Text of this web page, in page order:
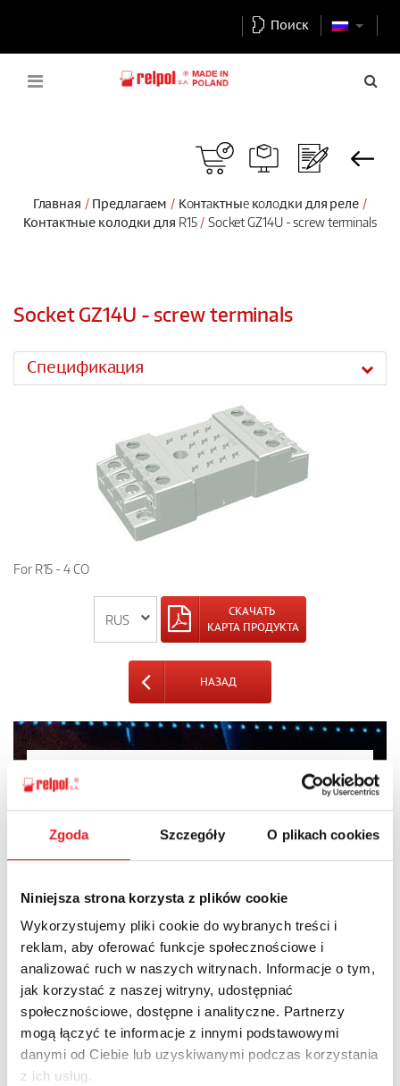
Zgoda Szczegóły O plikach cookies
Niniejsza strona korzysta z plików cookie
Wykorzystujemy pliki cookie do wybranych treści i
reklam, aby oferować funkcje społecznościowe i
analizować ruch w naszych witrynach. Informacje o tym,
jak korzystać z naszej witryny, udostępniać
społecznościowe, dostępne i analityczne. Partnerzy
mogą łączyć te informacje z innymi podstawowymi
danymi od Ciebie lub uzyskiwanymi podczas korzystania
z ich usług.
Поиск
Главная Предлагаем
Кoнтaктныe кoлoдки для реле
Контактные колодки для R15
Socket GZ14U - screw terminals
Socket GZ14U - screw terminals
Спецификация
For R15 - 4 CO
СКАЧАТЬ
КАРТА ПРОДУКТА
НАЗАД
Спросите подробности
предложения
Имя и фамилия: *
Электронная почта: *
Компания:
Телефон: